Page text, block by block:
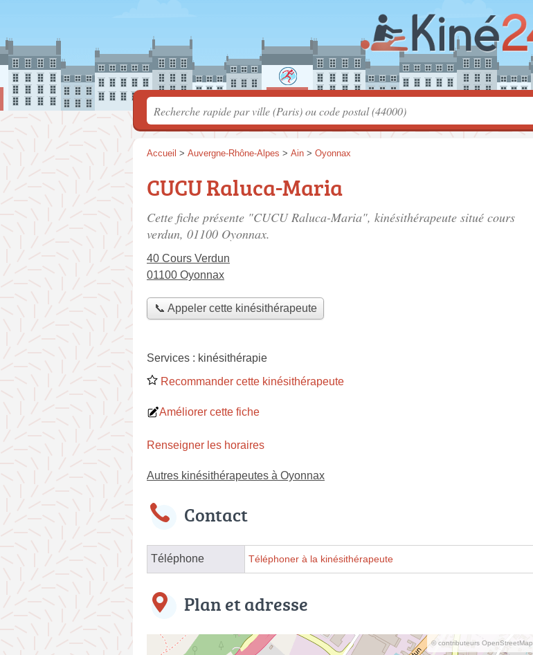
Accueil > Auvergne-Rhône-Alpes > Ain > Oyonnax
CUCU Raluca-Maria
Cette fiche présente "CUCU Raluca-Maria", kinésithérapeute situé cours
verdun, 01100 Oyonnax.
40 Cours Verdun
01100 Oyonnax
📞 Appeler cette kinésithérapeute
Services : kinésithérapie
Recommander cette kinésithérapeute
Améliorer cette fiche
Renseigner les horaires
Autres kinésithérapeutes à Oyonnax
Contact
Téléphone Téléphoner à la kinésithérapeute
Plan et adresse
© contributeurs OpenStreetMap